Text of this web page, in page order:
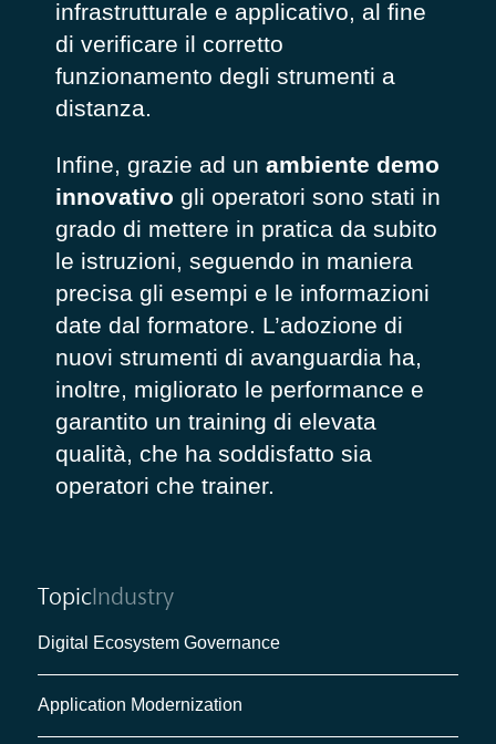
infrastrutturale e applicativo, al fine
di verificare il corretto
funzionamento degli strumenti a
distanza.
Infine, grazie ad un ambiente demo
innovativo gli operatori sono stati in
grado di mettere in pratica da subito
le istruzioni, seguendo in maniera
precisa gli esempi e le informazioni
date dal formatore. L’adozione di
nuovi strumenti di avanguardia ha,
inoltre, migliorato le performance e
garantito un training di elevata
qualità, che ha soddisfatto sia
operatori che trainer.
TopicIndustry
Digital Ecosystem Governance
Application Modernization